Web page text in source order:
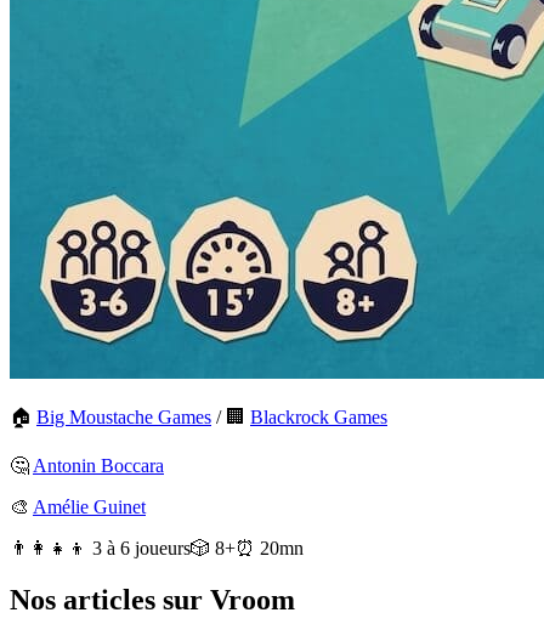
🏠 Big Moustache Games / 🏢 Blackrock Games
🤔 Antonin Boccara
🎨 Amélie Guinet
👨‍👩‍👧‍👦 3 à 6 joueurs🎲 8+⏰ 20mn
Nos articles sur Vroom